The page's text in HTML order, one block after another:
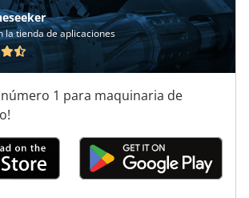
la tienda de aplicaciones
número 1 para maquinaria de